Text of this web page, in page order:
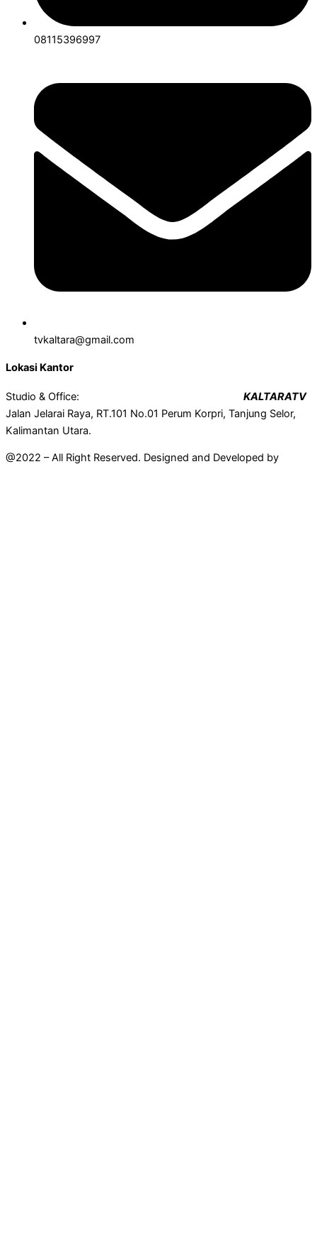
08115396997
tvkaltara@gmail.com
Lokasi Kantor
Studio & Office: KALTARATV
Jalan Jelarai Raya, RT.101 No.01 Perum Korpri, Tanjung Selor,
Kalimantan Utara.
@2022 – All Right Reserved. Designed and Developed by